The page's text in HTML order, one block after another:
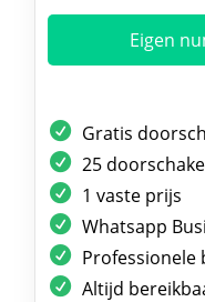
Eigen
Gratis
25
1 vaste prijs
Whatsapp
Professionele
Altijd